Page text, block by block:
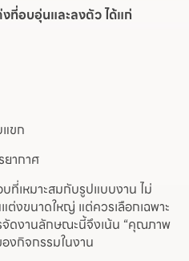
ที่อบอุ่นและลงตัว ได้แก่
แขก
ยากาศ
ที่เหมาะสมกับรูปแบบงาน ไม่
ต่งขนาดใหญ่ แต่ควรเลือกเฉพาะ
จัดงานลักษณะนี้จึงเน้น “คุณภาพ
งกิจกรรมในงาน